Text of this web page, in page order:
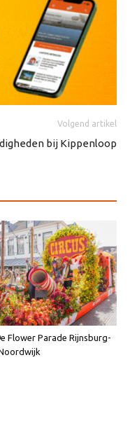
Volgend artikel
bij Kippenloop
Flower Parade Rijnsburg-